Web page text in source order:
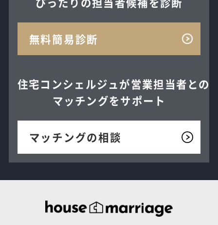
無料簡易診断
住宅コンシェルジュが営業担当者との
マッチングをサポート
マッチングの相談